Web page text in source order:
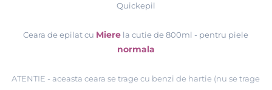
Quickepil
Ceara de epilat cu Miere la cutie de 800ml - pentru piele
normala
ATENTIE - aceasta ceara se trage cu benzi de hartie (nu se trage